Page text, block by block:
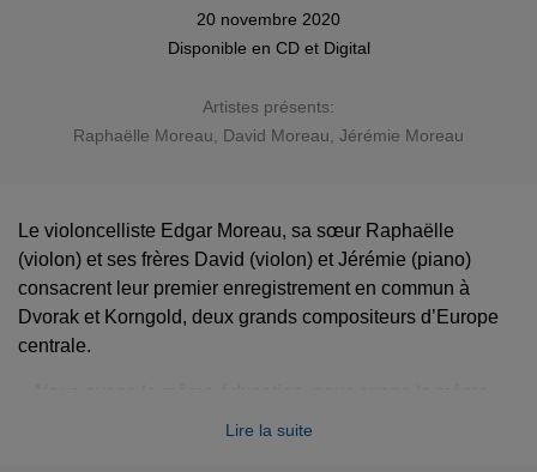
20 novembre 2020
Disponible en CDet Digital
Artistes présents:
Raphaëlle Moreau, David Moreau, Jérémie Moreau
Le violoncelliste Edgar Moreau, sa sœur Raphaëlle
(violon) et ses frères David (violon) et Jérémie (piano)
consacrent leur premier enregistrement en commun à
Dvorak et Korngold, deux grands compositeurs d’Europe
centrale.
sensibilité. Faire de la musique tous les quatre était une
Lire la suite